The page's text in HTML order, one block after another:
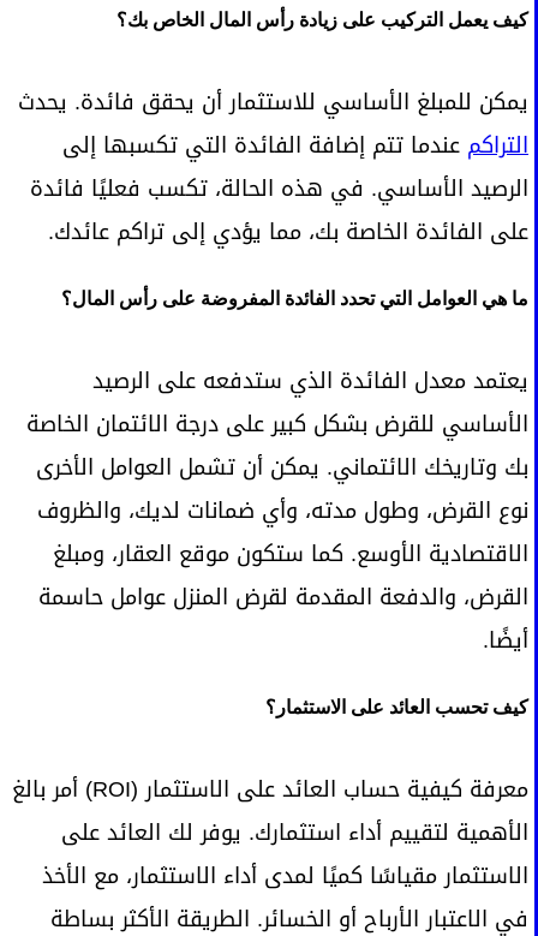
كيف يعمل التركيب على زيادة رأس المال الخاص بك؟
يمكن للمبلغ الأساسي للاستثمار أن يحقق فائدة. يحدث
التراكم عندما تتم إضافة الفائدة التي تكسبها إلى
الرصيد الأساسي. في هذه الحالة، تكسب فعليًا فائدة
على الفائدة الخاصة بك، مما يؤدي إلى تراكم عائدك.
ما هي العوامل التي تحدد الفائدة المفروضة على رأس المال؟
يعتمد معدل الفائدة الذي ستدفعه على الرصيد
الأساسي للقرض بشكل كبير على درجة الائتمان الخاصة
بك وتاريخك الائتماني. يمكن أن تشمل العوامل الأخرى
نوع القرض، وطول مدته، وأي ضمانات لديك، والظروف
الاقتصادية الأوسع. كما ستكون موقع العقار، ومبلغ
القرض، والدفعة المقدمة لقرض المنزل عوامل حاسمة
أيضًا.
كيف تحسب العائد على الاستثمار؟
معرفة كيفية حساب العائد على الاستثمار (ROI) أمر بالغ
الأهمية لتقييم أداء استثمارك. يوفر لك العائد على
الاستثمار مقياسًا كميًا لمدى أداء الاستثمار، مع الأخذ
في الاعتبار الأرباح أو الخسائر. الطريقة الأكثر بساطة